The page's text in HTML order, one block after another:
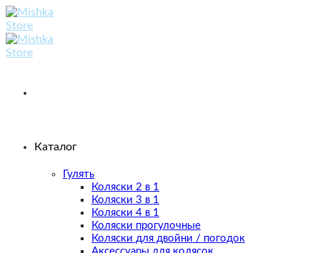
Skip
to
content
Каталог
Гулять
Коляски 2 в 1
Коляски 3 в 1
Коляски 4 в 1
Коляски прогулочные
Коляски для двойни / погодок